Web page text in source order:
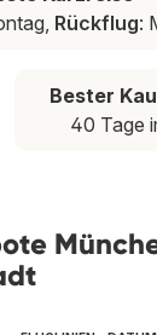
Rückflug:
Bester
40 Tage